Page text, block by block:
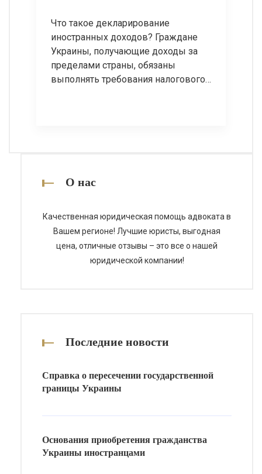
хозяйственной деятельности. Если
налоговый орган […]
Что такое декларирование
иностранных доходов? Граждане
Украины, получающие доходы за
пределами страны, обязаны
выполнять требования налогового
недвижимости или других
Украине. Декларирование
иностранных доходов является
обязанностью налогового
резидента […]
О нас
Качественная юридическая помощь адвоката в
Вашем регионе! Лучшие юристы, выгодная
цена, отличные отзывы – это все о нашей
юридической компании!
Последние новости
Справка о пересечении государственной
границы Украины
Основания приобретения гражданства
Украины иностранцами